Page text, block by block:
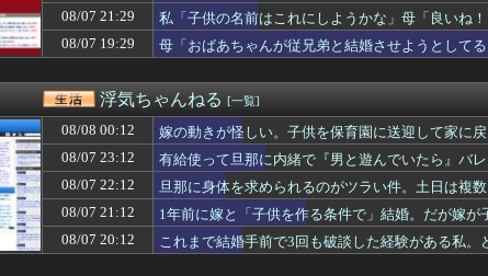
DVDを借りてきたら店員のミスでロックがかかったままだった
耳の聞こえが悪い方（日常の工夫）
【衝撃】別居中の嫁そっちのけで、初恋の元カノと再会した結
姉が某国人と結婚したんだけど「日本で生まれた女のくせに外
ある日急に似合わなくなった服
【完全制裁】浮気した嫁と間男を興信所が…その結末が悲惨すぎ
子供が高学年になった途端働け働けと矢のような催促してくる
2人目を産んだ時、上の子が赤ちゃん返りするわ旦那が単身赴任
美味しい洋食屋教えて
結婚する年齢は遺伝？
朝から嫁がやらかした。嫁「朝ごはんです」俺「テーブルにあ
嫁の動きが怪しい。子供を保育園に送迎して家に戻らず誰かと
08/07 21:29
私「子供の名前はこれにしようかな」母「良いね
が立ち…
08/07 19:29 母「おばあちゃんが従兄弟と結婚させようとして
浮気ちゃんねる [一覧]
08/08 00:12
嫁の動きが怪しい。子供を保育園に送迎して家に
08/07 23:12
有給使って旦那に内緒で『男と遊んでいたら』バレ
08/07 22:12
旦那に身体を求められるのがツラい件。土日は複
08/07 21:12
1年前に嫁と「子供を作る条件で」結婚。だが嫁が
08/07 20:12
これまで結婚手前で3回も破談した経験がある私。